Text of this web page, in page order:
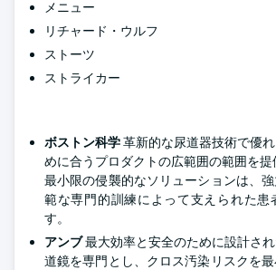
メニュー
リチャード・ウルフ
ストーツ
ストライカー
ボストン科学革新的な尿道器技術で優
めに合うプロダクトの広範囲の範囲を
最小限の侵襲的なソリューションは、
範な専門的訓練によって支えられた患
す。
アンブ最大効率と安全のために設計さ
道鏡を専門とし、クロス汚染リスクを最